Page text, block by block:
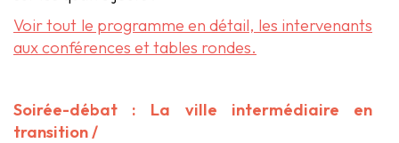
Voir tout le programme en détail, les intervenants
aux conférences et tables rondes.
Soirée-débat : La ville intermédiaire en
transition /